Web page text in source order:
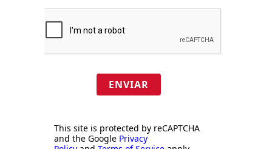
ENVIAR
This site is protected by reCAPTCHA
and the Google Privacy